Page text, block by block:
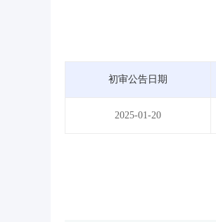
初审公告日期
2025-01-20